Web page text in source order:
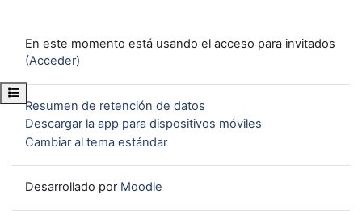
Abrir índice del curso
En este momento está usando el acceso para invitados
(Acceder)
Resumen de retención de datos
Descargar la app para dispositivos móviles
Cambiar al tema estándar
Desarrollado por Moodle